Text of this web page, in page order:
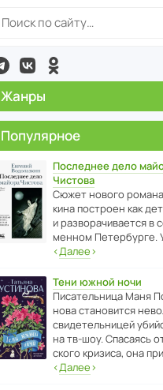
Жанры
Популярное
Последнее дело
Чистова
Сюжет нового
кина пост­роен как
и разво­ра­чи­ва­ется в
менном Пете­р­бурге.
‹Далее›
Тени южной ночи
Писа­тель­ница Маня
нова стано­вится
свиде­тель­ницей
на тв-шоу. Спасаясь
с­кого кризиса, она
‹Далее›